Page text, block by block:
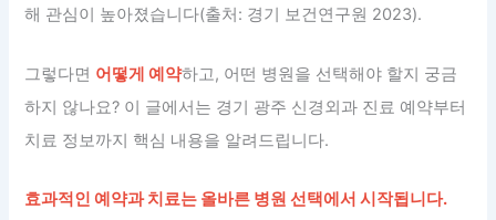
해 관심이 높아졌습니다(출처: 경기 보건연구원 2023).
그렇다면 어떻게 예약하고, 어떤 병원을 선택해야 할지 궁금
하지 않나요? 이 글에서는 경기 광주 신경외과 진료 예약부터
치료 정보까지 핵심 내용을 알려드립니다.
효과적인 예약과 치료는 올바른 병원 선택에서 시작됩니다.